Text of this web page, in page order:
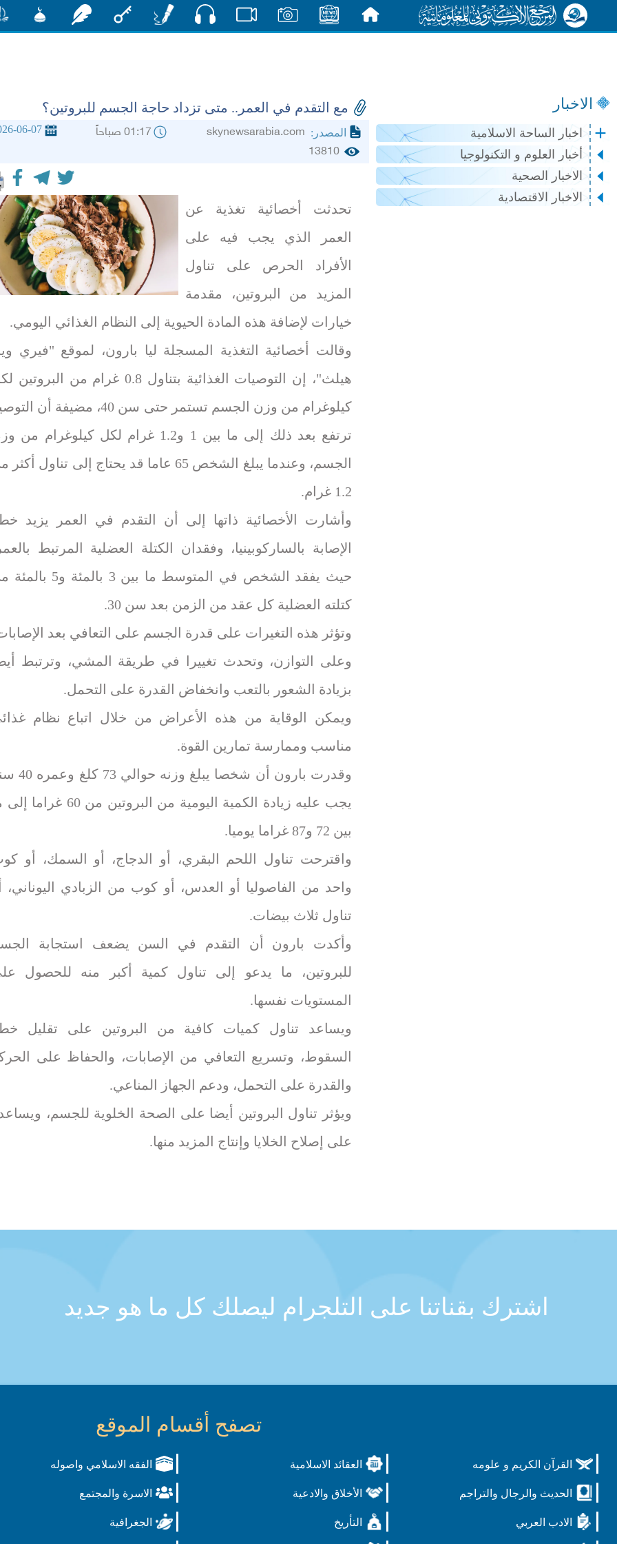
الاخبار
اخبار الساحة الاسلامية
أخبار العلوم و التكنولوجيا
الاخبار الصحية
الاخبار الاقتصادية
مع التقدم في العمر.. متى تزداد حاجة الجسم للبروتين؟
المصدر: 01:17 صباحاً 06-07
13810
تحدثت أخصائية تغذية عن
العمر الذي يجب فيه على
الأفراد الحرص على تناول
المزيد من البروتين، مقدمة
خيارات لإضافة هذه المادة الحيوية إلى النظام الغذائي اليومي.
وقالت أخصائية التغذية المسجلة ليا بارون، لموقع "فيري
هيلث"، إن التوصيات الغذائية بتناول 0.8 غرام من
كيلوغرام من وزن الجسم تستمر حتى سن 40، مضيفة أن
ترتفع بعد ذلك إلى ما بين 1 و1.2 غرام لكل كيلوغرام من
الجسم، وعندما يبلغ الشخص 65 عاما قد يحتاج إلى تناول
1.2 غرام.
وأشارت الأخصائية ذاتها إلى أن التقدم في العمر يزيد
الإصابة بالساركوبينيا، وفقدان الكتلة العضلية المرتبط
حيث يفقد الشخص في المتوسط ما بين 3 بالمئة
كتلته العضلية كل عقد من الزمن بعد سن 30.
وتؤثر هذه التغيرات على قدرة الجسم على التعافي بعد
وعلى التوازن، وتحدث تغييرا في طريقة المشي، وترتبط
بزيادة الشعور بالتعب وانخفاض القدرة على التحمل.
ويمكن الوقاية من هذه الأعراض من خلال اتباع نظام
مناسب وممارسة تمارين القوة.
وقدرت بارون أن شخصا يبلغ وزنه
يجب عليه زيادة الكمية اليومية من البروتين من 60
بين 72 و87 غراما يوميا.
واقترحت تناول اللحم البقري، أو الدجاج، أو السمك، أو
واحد من الفاصوليا أو العدس، أو كوب من الزبادي اليوناني،
تناول ثلاث بيضات.
وأكدت بارون أن التقدم في السن يضعف استجابة
للبروتين، ما يدعو إلى تناول كمية أكبر منه للحصول
المستويات نفسها.
ويساعد تناول كميات كافية من البروتين على تقليل
السقوط، وتسريع التعافي من الإصابات، والحفاظ على
والقدرة على التحمل، ودعم الجهاز المناعي.
ويؤثر تناول البروتين أيضا على الصحة الخلوية للجسم،
على إصلاح الخلايا وإنتاج المزيد منها.
اشترك بقناتنا على التلجرام ليصلك كل ما هو جديد
تصفح أقسام الموقع
القرآن الكريم و علومه العقائد الاسلامية الفقه الاسلامي واصوله
الحديث والرجال والتراجم الأخلاق والادعية الاسرة والمجتمع
الادب العربي التأريخ الجغرافية